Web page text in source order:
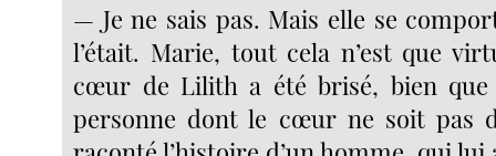
— Je ne sais pas. Mais elle se
l’était. Marie, tout cela n’est que
cœur de Lilith a été brisé, bien que
personne dont le cœur ne soit pas